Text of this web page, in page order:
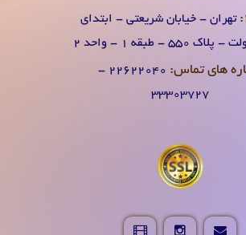
تهران - خیابان شریعتی - ابتدای
550 - طبقه 1 - واحد 2
های تماس:
۲۲۶۲۲۰۴0 -
۳۳۳۰۳۷۲۷